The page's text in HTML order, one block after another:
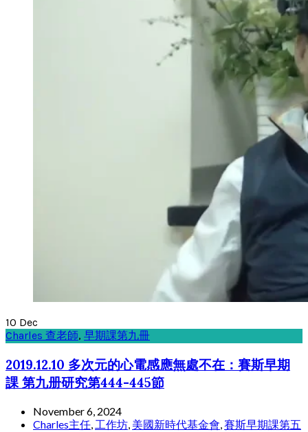
10 Dec
Charles 查老師, 早期課第九冊
2019.12.10 多次元的心電感應無處不在：賽斯早期
課 第九册研究第444-445節
November 6, 2024
Charles主任, 工作坊, 美國新時代基金會,賽斯早期課第五